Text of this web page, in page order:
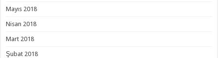
Mayıs 2018
Nisan 2018
Mart 2018
Şubat 2018